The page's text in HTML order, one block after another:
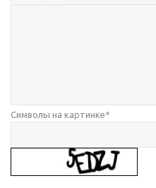
Символы на картинке*